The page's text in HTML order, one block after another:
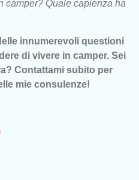
camper? Quale capienza ha
innumerevoli questioni
di vivere in camper. Sei
Contattami subito per
mie consulenze!